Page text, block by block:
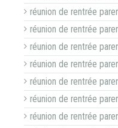
réunion de rentrée
réunion de rentrée
réunion de rentrée
réunion de rentrée
réunion de rentrée
réunion de rentrée
réunion de rentrée